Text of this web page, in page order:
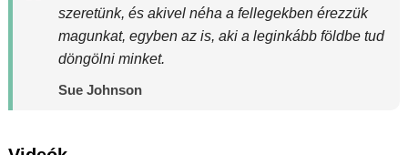
szeretünk, és akivel néha a fellegekben érezzük
magunkat, egyben az is, aki a leginkább földbe tud
döngölni minket.
Sue Johnson